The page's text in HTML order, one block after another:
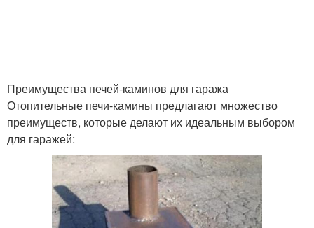
Преимущества печей-каминов для гаража
Отопительные печи-камины предлагают множество
преимуществ, которые делают их идеальным выбором
для гаражей: